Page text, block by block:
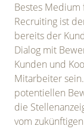
Bestes Medium
Recruiting ist
bereits der
Dialog mit
Kunden und
Mitarbeiter
potentiellen
die
vom